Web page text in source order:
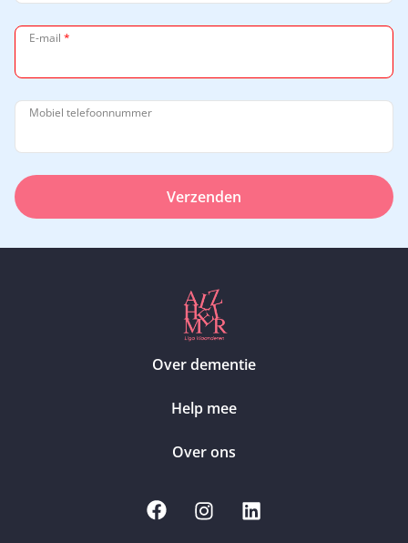
E-mail *
Mobiel telefoonnummer
Verzenden
Over dementie
Help mee
Over ons